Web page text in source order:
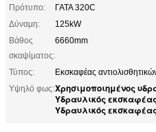
Πρότυπο:
ΓΑΤΑ 320C
Δύναμη:
125kW
Βάθος
σκαψίματος:
6660mm
Τύπος:
Εκσκαφέας
Υψηλό φως:Χρησιμοποιημένος
Υδραυλικός
Υδραυλικός